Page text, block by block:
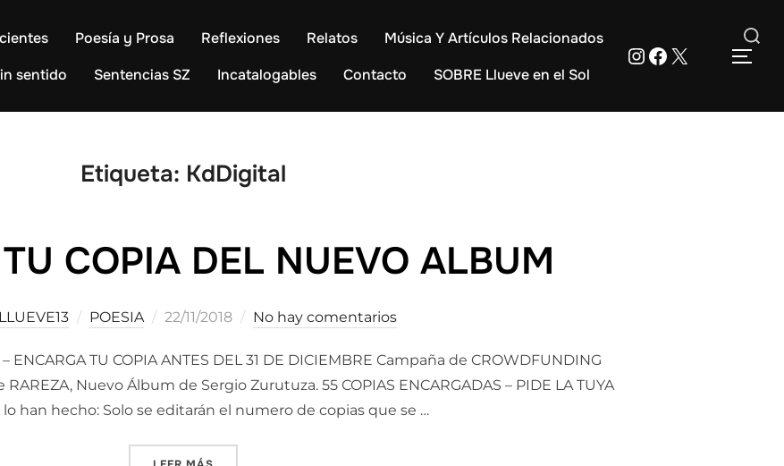
Poesía y Prosa Reflexiones Relatos
Música Y Artículos Relacionados
sentido Sentencias SZ Incatalogables Contacto SOBRE Llueve en el Sol
Instagram
Facebook
X Buscar:
Etiqueta: KdDigital
COPIA DEL NUEVO ALBUM
LLUEVE13 POESIA
Publicado
22/11/2018 No hay comentarios
ENCARGA TU COPIA ANTES DEL 31 DE DICIEMBRE Campaña de CROWDFUNDING
Nuevo Álbum de Sergio Zurutuza. 55 COPIAS ENCARGADAS – PIDE LA TUYA
lo han hecho: Solo se editarán el numero de copias que se …